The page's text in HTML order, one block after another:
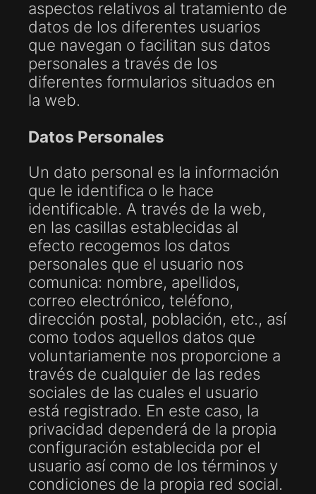
aspectos relativos al tratamiento de
datos de los diferentes usuarios
que navegan o facilitan sus datos
personales a través de los
diferentes formularios situados en
la web.
Datos Personales
Un dato personal es la información
que le identifica o le hace
identificable. A través de la web,
en las casillas establecidas al
efecto recogemos los datos
personales que el usuario nos
comunica: nombre, apellidos,
correo electrónico, teléfono,
dirección postal, población, etc., así
como todos aquellos datos que
voluntariamente nos proporcione a
través de cualquier de las redes
sociales de las cuales el usuario
está registrado. En este caso, la
privacidad dependerá de la propia
configuración establecida por el
usuario así como de los términos y
condiciones de la propia red social.